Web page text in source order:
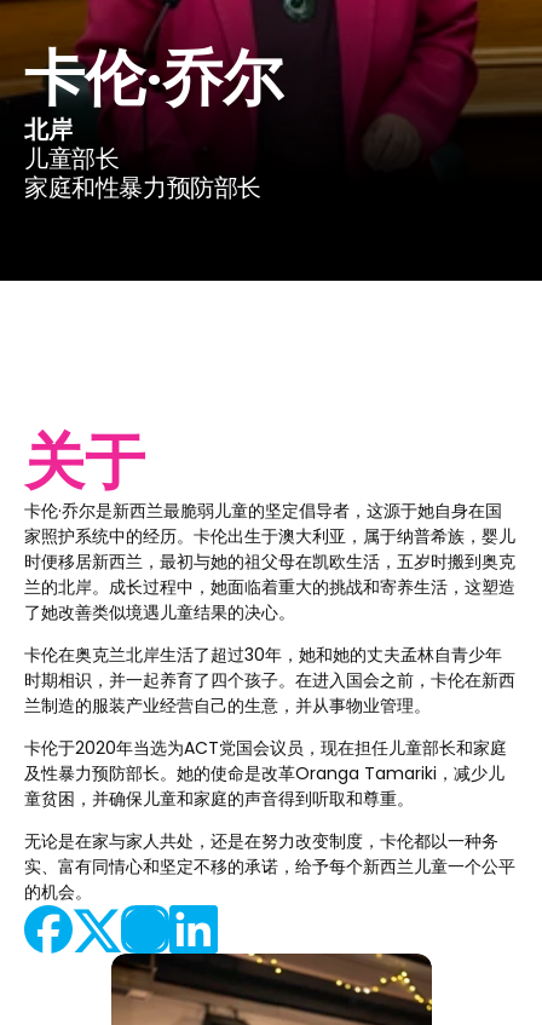
卡伦·乔尔
北岸
儿童部长
家庭和性暴力预防部长
关于
卡伦·乔尔是新西兰最脆弱儿童的坚定倡导者，这源于她自身在国
家照护系统中的经历。卡伦出生于澳大利亚，属于纳普希族，婴儿
时便移居新西兰，最初与她的祖父母在凯欧生活，五岁时搬到奥克
兰的北岸。成长过程中，她面临着重大的挑战和寄养生活，这塑造
了她改善类似境遇儿童结果的决心。
卡伦在奥克兰北岸生活了超过30年，她和她的丈夫孟林自青少年
时期相识，并一起养育了四个孩子。在进入国会之前，卡伦在新西
兰制造的服装产业经营自己的生意，并从事物业管理。
卡伦于2020年当选为ACT党国会议员，现在担任儿童部长和家庭
及性暴力预防部长。她的使命是改革Oranga Tamariki，减少儿
童贫困，并确保儿童和家庭的声音得到听取和尊重。
无论是在家与家人共处，还是在努力改变制度，卡伦都以一种务
实、富有同情心和坚定不移的承诺，给予每个新西兰儿童一个公平
的机会。